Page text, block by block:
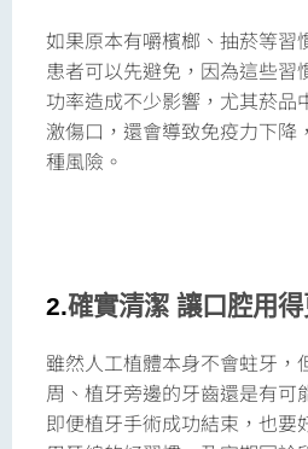
如果原本有嚼檳榔、抽菸等習
患者可以先避免，因為這些習
功率造成不少影響，尤其菸品
激傷口，還會導致免疫力下降
種風險。
2.確實清潔 讓口腔用得
雖然人工植體本身不會蛀牙，
周、植牙旁邊的牙齒還是有可
即便植牙手術成功結束，也要